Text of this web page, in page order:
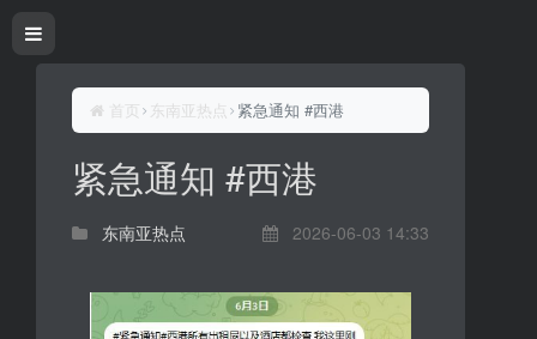
首页 东南亚热点 紧急通知 #西港
紧急通知 #西港
东南亚热点 2026-06-03 14:33